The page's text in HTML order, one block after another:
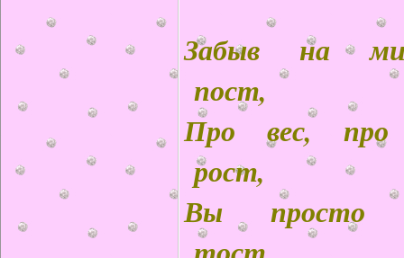
Забыв на
пост,
Про вес,
рост,
Вы просто